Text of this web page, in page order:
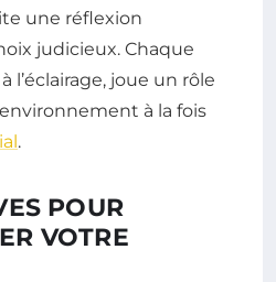
une réflexion
judicieux. Chaque
l’éclairage, joue un rôle
à la fois
.
POUR
VOTRE